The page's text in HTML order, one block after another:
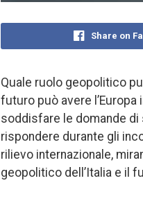
Share on
Quale ruolo geopolitico
futuro può avere
soddisfare le domande
rispondere durante gli
rilievo internazionale,
geopolitico dell’Italia e il